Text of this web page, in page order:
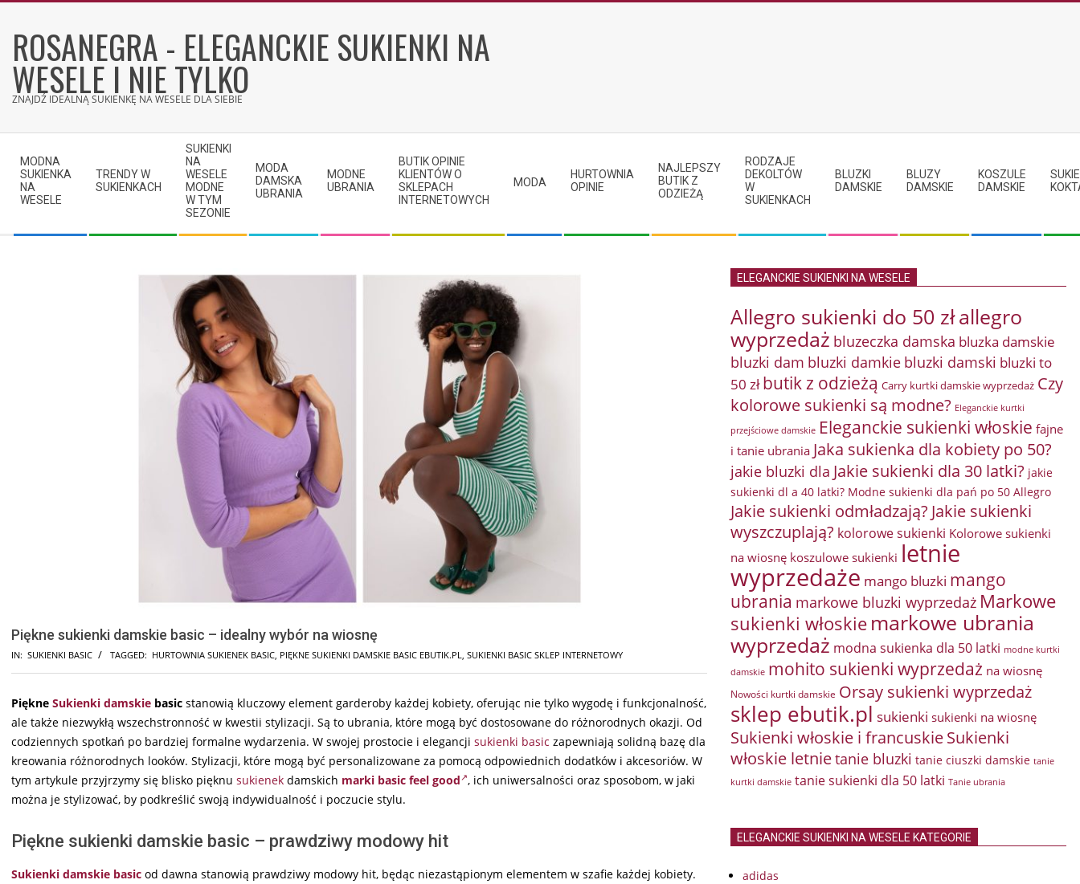
contentROSANEGRA - ELEGANCKIE SUKIENKI NA
WESELE I NIE TYLKO
ZNAJDŹ IDEALNĄ SUKIENKĘ NA WESELE DLA SIEBIE
Navigation
Menu
MODNA
SUKIENKA
NA
WESELE
TRENDY W
SUKIENKACH
SUKIENKI
NA
WESELE
MODNE
W TYM
SEZONIE
MODA
DAMSKA
UBRANIA
MODNE
UBRANIA
BUTIK OPINIE
KLIENTÓW O
SKLEPACH
INTERNETOWYCH
MODA
HURTOWNIA
OPINIE
NAJLEPSZY
BUTIK Z
ODZIEŻĄ
RODZAJE
DEKOLTÓW
W
SUKIENKACH
BLUZKI
DAMSKIE
BLUZY
DAMSKIE
KOSZULE
DAMSKIE
Piękne sukienki damskie basic – idealny wybór na wiosnę
IN: SUKIENKI BASIC TAGGED: HURTOWNIA SUKIENEK BASIC, PIĘKNE SUKIENKI DAMSKIE BASIC EBUTIK.PL, SUKIENKI BASIC SKLEP INTERNETOWY
Piękne Sukienki damskie basic stanowią kluczowy element garderoby każdej kobiety, oferując nie tylko wygodę i funkcjonalność,
ale także niezwykłą wszechstronność w kwestii stylizacji. Są to ubrania, które mogą być dostosowane do różnorodnych okazji. Od
codziennych spotkań po bardziej formalne wydarzenia. W swojej prostocie i elegancji sukienki basic zapewniają solidną bazę dla
kreowania różnorodnych looków. Stylizacji, które mogą być personalizowane za pomocą odpowiednich dodatków i akcesoriów. W
tym artykule przyjrzymy się blisko pięknu sukienek damskich marki basic feel good , ich uniwersalności oraz sposobom, w jaki
można je stylizować, by podkreślić swoją indywidualność i poczucie stylu.
Piękne sukienki damskie basic – prawdziwy modowy hit
Sukienki damskie basic od dawna stanowią prawdziwy modowy hit, będąc niezastąpionym elementem w szafie każdej kobiety.
ELEGANCKIE SUKIENKI NA WESELE
Allegro sukienki do 50 złallegro
wyprzedaż bluzeczka damska bluzka damskie
bluzki dam bluzki damkie bluzki damski bluzki to
50 zł butik z odzieżą Carry kurtki damskie wyprzedaż Czy
kolorowe sukienki są modne? Eleganckie kurtki
przejściowe damskie Eleganckie sukienki włoskie fajne
i tanie ubrania Jaka sukienka dla kobiety po 50?
jakie bluzki dla Jakie sukienki dla 30 latki? jakie
sukienki dl a 40 latki? Modne sukienki dla pań po 50 Allegro
Jakie sukienki odmładzają? Jakie sukienki
wyszczuplają? kolorowe sukienki Kolorowe sukienki
na wiosnę koszulowe sukienki letnie
wyprzedaże mango bluzki mango
ubrania markowe bluzki wyprzedaż Markowe
sukienki włoskie markowe ubrania
wyprzedaż modna sukienka dla 50 latki modne kurtki
damskie mohito sukienki wyprzedaż na wiosnę
Nowości kurtki damskie Orsay sukienki wyprzedaż
sklep ebutik.pl sukienki sukienki na wiosnę
Sukienki włoskie i francuskieSukienki
włoskie letnietanie bluzki tanie ciuszki damskie tanie
kurtki damskie tanie sukienki dla 50 latki Tanie ubrania
ELEGANCKIE SUKIENKI NA WESELE KATEGORIE
adidas